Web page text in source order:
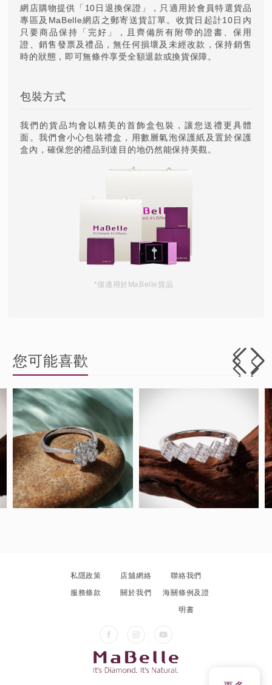
網店購物提供「10日退換保證」，只適用於會員特選貨品
專區及MaBelle網店之郵寄送貨訂單。收貨日起計10日內
只要商品保持「完好」，且齊備所有附帶的證書、保用
證、銷售發票及禮品，無任何損壞及未經改款，保持銷售
時的狀態，即可無條件享受全額退款或換貨保障。
包裝方式
我們的貨品均會以精美的首飾盒包裝，讓您送禮更具體
面。我們會小心包裝禮盒，用數層氣泡保護紙及置於保護
盒內，確保您的禮品到達目的地仍然能保持美觀。
*僅適用於MaBelle貨品
您可能喜歡
私隱政策 店舖網絡
聯絡我們
服務條款
關於我們
海關條例及證
明書